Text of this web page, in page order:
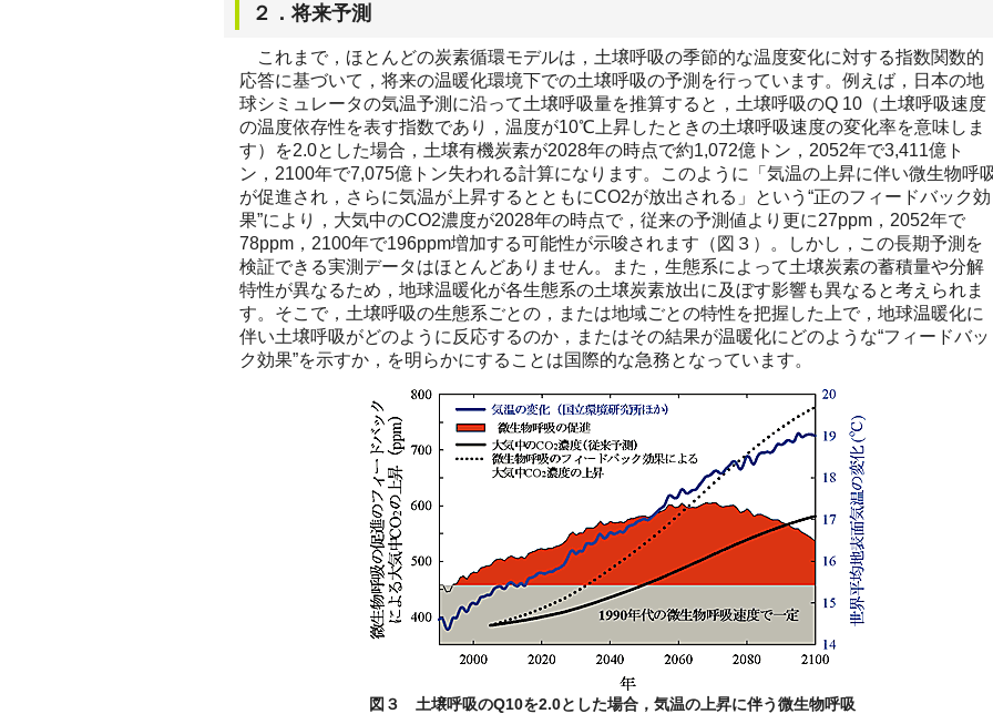
２．将来予測
これまで，ほとんどの炭素循環モデルは，土壌呼吸の季節的な温度変化に対する指数関数的
応答に基づいて，将来の温暖化環境下での土壌呼吸の予測を行っています。例えば，日本の地
球シミュレータの気温予測に沿って土壌呼吸量を推算すると，土壌呼吸のQ 10（土壌呼吸速度
の温度依存性を表す指数であり，温度が10℃上昇したときの土壌呼吸速度の変化率を意味しま
す）を2.0とした場合，土壌有機炭素が2028年の時点で約1,072億トン，2052年で3,411億ト
ン，2100年で7,075億トン失われる計算になります。このように「気温の上昇に伴い微生物呼
が促進され，さらに気温が上昇するとともにCO2が放出される」という“正のフィードバック効
果”により，大気中のCO2濃度が2028年の時点で，従来の予測値より更に27ppm，2052年で
78ppm，2100年で196ppm増加する可能性が示唆されます（図３）。しかし，この長期予測を
検証できる実測データはほとんどありません。また，生態系によって土壌炭素の蓄積量や分解
特性が異なるため，地球温暖化が各生態系の土壌炭素放出に及ぼす影響も異なると考えられま
す。そこで，土壌呼吸の生態系ごとの，または地域ごとの特性を把握した上で，地球温暖化に
伴い土壌呼吸がどのように反応するのか，またはその結果が温暖化にどのような“フィードバッ
ク効果”を示すか，を明らかにすることは国際的な急務となっています。
図３ 土壌呼吸のQ10を2.0とした場合，気温の上昇に伴う微生物呼吸